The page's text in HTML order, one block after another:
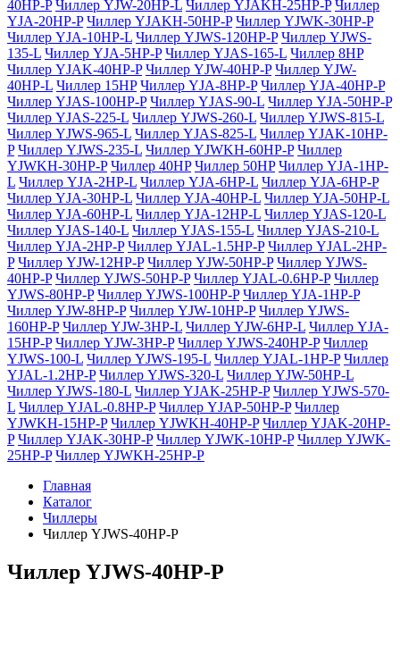
40HP-P Чиллер YJW-20HP-L Чиллер YJAKH-25HP-P Чиллер
YJA-20HP-P Чиллер YJAKH-50HP-P Чиллер YJWK-30HP-P
Чиллер YJA-10HP-L Чиллер YJWS-120HP-P Чиллер YJWS-
135-L Чиллер YJA-5HP-P Чиллер YJAS-165-L Чиллер 8HP
Чиллер YJAK-40HP-P Чиллер YJW-40HP-P Чиллер YJW-
40HP-L Чиллер 15HP Чиллер YJA-8HP-P Чиллер YJA-40HP-P
Чиллер YJAS-100HP-P Чиллер YJAS-90-L Чиллер YJA-50HP-P
Чиллер YJAS-225-L Чиллер YJWS-260-L Чиллер YJWS-815-L
Чиллер YJWS-965-L Чиллер YJAS-825-L Чиллер YJAK-10HP-
P Чиллер YJWS-235-L Чиллер YJWKH-60HP-P Чиллер
YJWKH-30HP-P Чиллер 40HP Чиллер 50HP Чиллер YJA-1HP-
L Чиллер YJA-2HP-L Чиллер YJA-6HP-L Чиллер YJA-6HP-P
Чиллер YJA-30HP-L Чиллер YJA-40HP-L Чиллер YJA-50HP-L
Чиллер YJA-60HP-L Чиллер YJA-12HP-L Чиллер YJAS-120-L
Чиллер YJAS-140-L Чиллер YJAS-155-L Чиллер YJAS-210-L
Чиллер YJA-2HP-P Чиллер YJAL-1.5HP-P Чиллер YJAL-2HP-
P Чиллер YJW-12HP-P Чиллер YJW-50HP-P Чиллер YJWS-
40HP-P Чиллер YJWS-50HP-P Чиллер YJAL-0.6HP-P Чиллер
YJWS-80HP-P Чиллер YJWS-100HP-P Чиллер YJA-1HP-P
Чиллер YJW-8HP-P Чиллер YJW-10HP-P Чиллер YJWS-
160HP-P Чиллер YJW-3HP-L Чиллер YJW-6HP-L Чиллер YJA-
15HP-P Чиллер YJW-3HP-P Чиллер YJWS-240HP-P Чиллер
YJWS-100-L Чиллер YJWS-195-L Чиллер YJAL-1HP-P Чиллер
YJAL-1.2HP-P Чиллер YJWS-320-L Чиллер YJW-50HP-L
Чиллер YJWS-180-L Чиллер YJAK-25HP-P Чиллер YJWS-570-
L Чиллер YJAL-0.8HP-P Чиллер YJAP-50HP-P Чиллер
YJWKH-15HP-P Чиллер YJWKH-40HP-P Чиллер YJAK-20HP-
P Чиллер YJAK-30HP-P Чиллер YJWK-10HP-P Чиллер YJWK-
25HP-P Чиллер YJWKH-25HP-P
Главная
Каталог
Чиллеры
Чиллер YJWS-40HP-P
Чиллер YJWS-40HP-P